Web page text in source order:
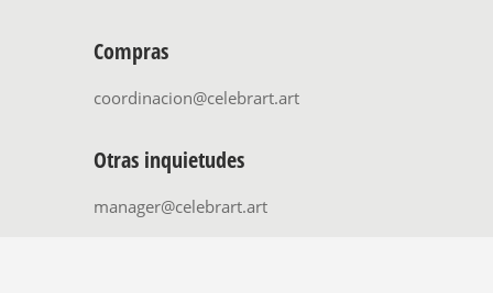
Compras
coordinacion@celebrart.art
Otras inquietudes
manager@celebrart.art